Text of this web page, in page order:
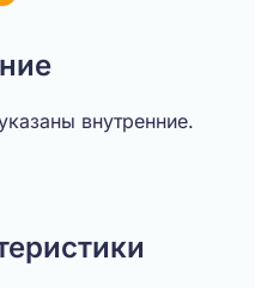
внутренние.